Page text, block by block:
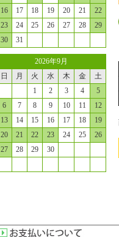
16
17 18 19 20 21
22
23
24 25 26 27 28
29
30
31
2026年9月
日
月 火 水 木 金
土
1
2 3 4
5
6
7 8 9 10 11
12
13
14 15 16 17 18
19
20
21 22 23 24 25
26
27
28 29 30